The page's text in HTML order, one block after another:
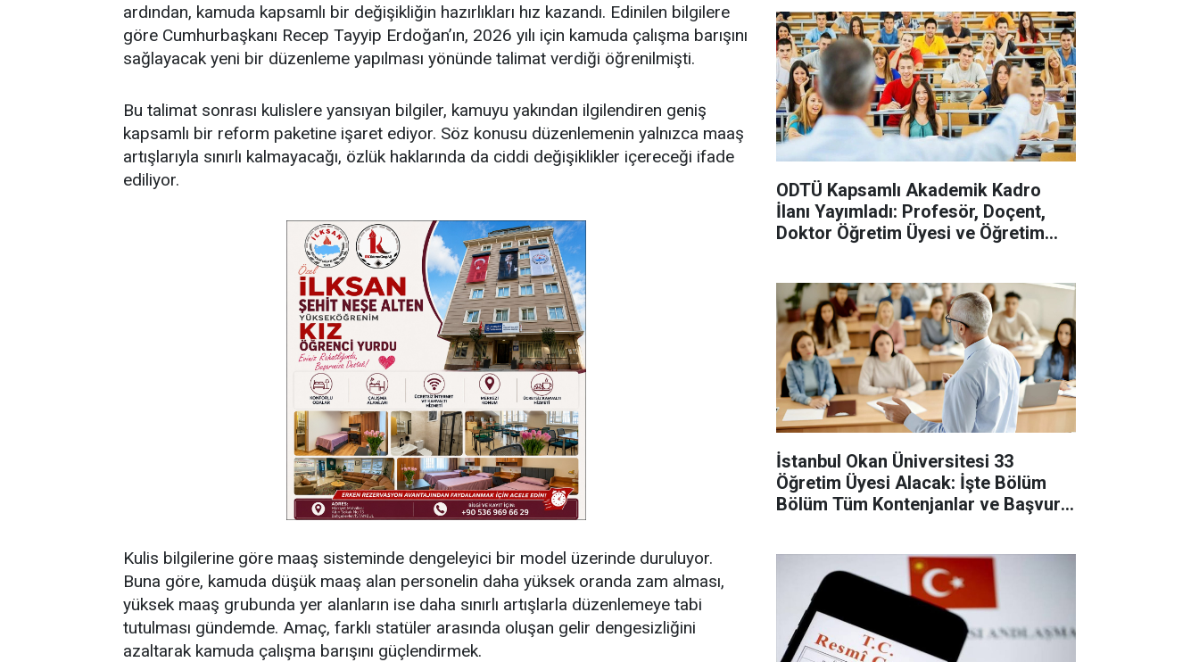
ardından, kamuda kapsamlı bir değişikliğin hazırlıkları hız kazandı. Edinilen bilgilere
göre Cumhurbaşkanı Recep Tayyip Erdoğan’ın, 2026 yılı için kamuda çalışma barışını
sağlayacak yeni bir düzenleme yapılması yönünde talimat verdiği öğrenilmişti.
Bu talimat sonrası kulislere yansıyan bilgiler, kamuyu yakından ilgilendiren geniş
kapsamlı bir reform paketine işaret ediyor. Söz konusu düzenlemenin yalnızca maaş
artışlarıyla sınırlı kalmayacağı, özlük haklarında da ciddi değişiklikler içereceği ifade
ediliyor.
Kulis bilgilerine göre maaş sisteminde dengeleyici bir model üzerinde duruluyor.
Buna göre, kamuda düşük maaş alan personelin daha yüksek oranda zam alması,
yüksek maaş grubunda yer alanların ise daha sınırlı artışlarla düzenlemeye tabi
tutulması gündemde. Amaç, farklı statüler arasında oluşan gelir dengesizliğini
azaltarak kamuda çalışma barışını güçlendirmek.
ODTÜ Kapsamlı Akademik Kadro
İlanı Yayımladı: Profesör, Doçent,
Doktor Öğretim Üyesi ve Öğretim
İstanbul Okan Üniversitesi 33
Öğretim Üyesi Alacak: İşte Bölüm
Bölüm Tüm Kontenjanlar ve Başvuru